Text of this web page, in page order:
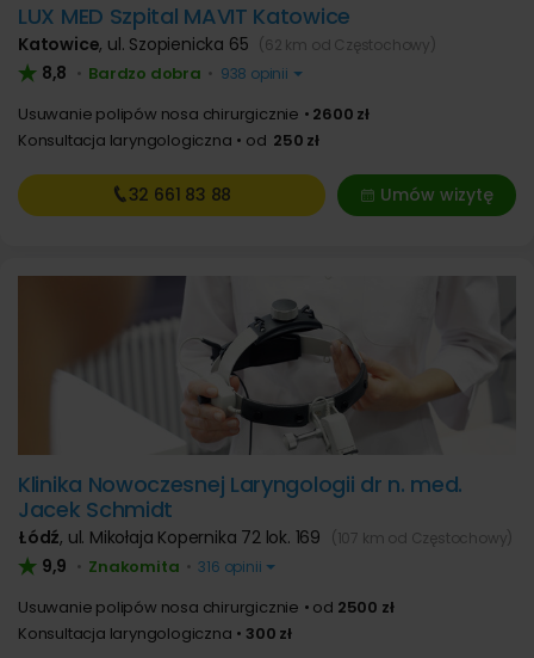
LUX MED Szpital MAVIT Katowice
Katowice, ul. Szopienicka 65 (62 km od Częstochowy)
8,8 • Bardzo dobra • 938 opinii
Usuwanie polipów nosa chirurgicznie
2600 zł
Konsultacja laryngologiczna
od 250 zł
Umów wizytę
32 661 83 88
Klinika Nowoczesnej Laryngologii dr n. med.
Jacek Schmidt
Łódź, ul. Mikołaja Kopernika 72 lok. 169 (107 km od Częstochowy)
9,9 • Znakomita • 316 opinii
Usuwanie polipów nosa chirurgicznie od 2500 zł
Konsultacja laryngologiczna
300 zł